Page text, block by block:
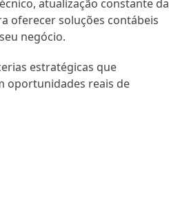
atualização constante da
oferecer soluções contábeis
negócio.
estratégicas que
oportunidades reais de